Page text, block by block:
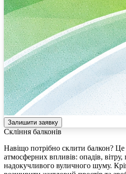
Залишити заявку
Скління балконів
Навіщо потрібно склити балкон?
атмосферних впливів: опадів, вітру,
надокучливого вуличного шуму.